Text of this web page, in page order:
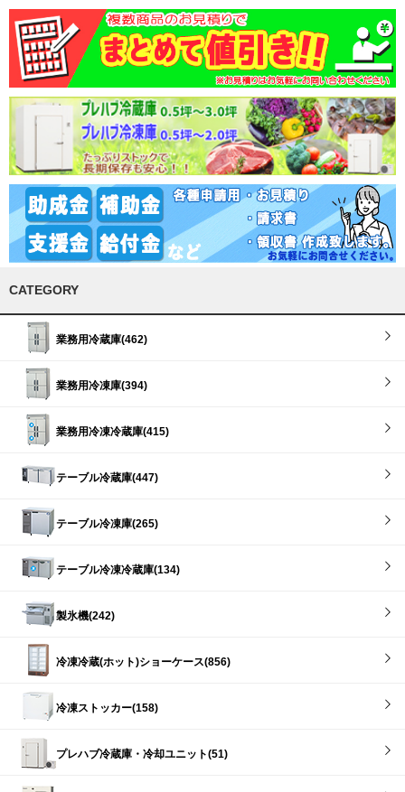
CATEGORY
業務用冷蔵庫(462)
業務用冷凍庫(394)
業務用冷凍冷蔵庫(415)
テーブル冷蔵庫(447)
テーブル冷凍庫(265)
テーブル冷凍冷蔵庫(134)
製氷機(242)
冷凍冷蔵(ホット)ショーケース(856)
冷凍ストッカー(158)
プレハブ冷蔵庫・冷却ユニット(51)